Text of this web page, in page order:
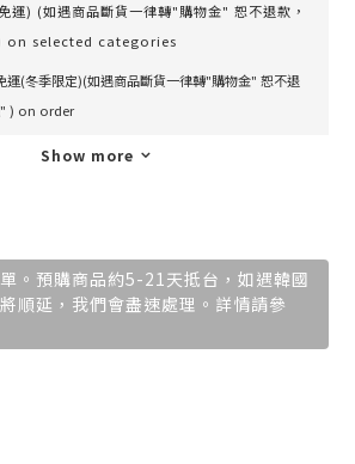
運) (如遇商品斷貨一律轉"購物金" 恕不退款，
on selected categories
運(冬季限定)(如遇商品斷貨一律轉"購物金" 恕不退
" ) on order
Show more
。預購商品約5-21天抵台，如遇韓國
順延，我們會盡速處理。詳情請參